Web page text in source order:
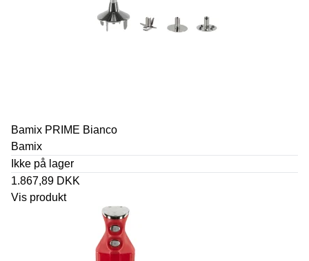
Bamix PRIME Bianco
Bamix
Ikke på lager
1.867,89 DKK
Vis produkt